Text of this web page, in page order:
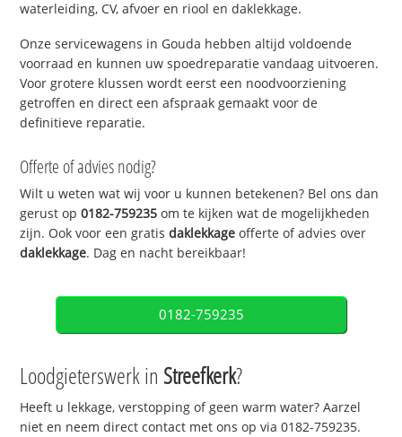
waterleiding, CV, afvoer en riool en daklekkage.
Onze servicewagens in Gouda hebben altijd voldoende
voorraad en kunnen uw spoedreparatie vandaag uitvoeren.
Voor grotere klussen wordt eerst een noodvoorziening
getroffen en direct een afspraak gemaakt voor de
definitieve reparatie.
Offerte of advies nodig?
Wilt u weten wat wij voor u kunnen betekenen? Bel ons dan
gerust op0182-759235 om te kijken wat de mogelijkheden
zijn. Ook voor een gratisdaklekkage offerte of advies over
daklekkage. Dag en nacht bereikbaar!
0182-759235
Loodgieterswerk in Streefkerk?
Heeft u lekkage, verstopping of geen warm water? Aarzel
niet en neem direct contact met ons op via 0182-759235.